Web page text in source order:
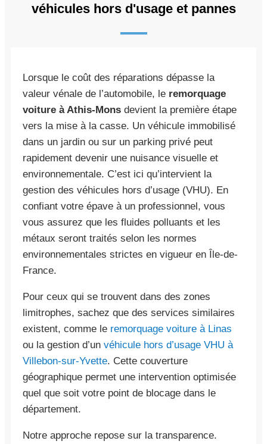
véhicules hors d'usage et pannes
Lorsque le coût des réparations dépasse la
valeur vénale de l’automobile, le remorquage
voiture à Athis-Mons devient la première étape
vers la mise à la casse. Un véhicule immobilisé
dans un jardin ou sur un parking privé peut
rapidement devenir une nuisance visuelle et
environnementale. C’est ici qu’intervient la
gestion des véhicules hors d’usage (VHU). En
confiant votre épave à un professionnel, vous
vous assurez que les fluides polluants et les
métaux seront traités selon les normes
environnementales strictes en vigueur en Île-de-
France.
Pour ceux qui se trouvent dans des zones
limitrophes, sachez que des services similaires
existent, comme le remorquage voiture à Linas
ou la gestion d’un véhicule hors d’usage VHU à
Villebon-sur-Yvette. Cette couverture
géographique permet une intervention optimisée
quel que soit votre point de blocage dans le
département.
Notre approche repose sur la transparence.